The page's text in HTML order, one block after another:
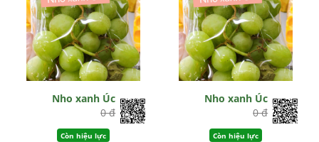
Nho xanh Úc
0 đ
Còn hiệu lực
Nho xanh Úc
0 đ
Còn hiệu lực